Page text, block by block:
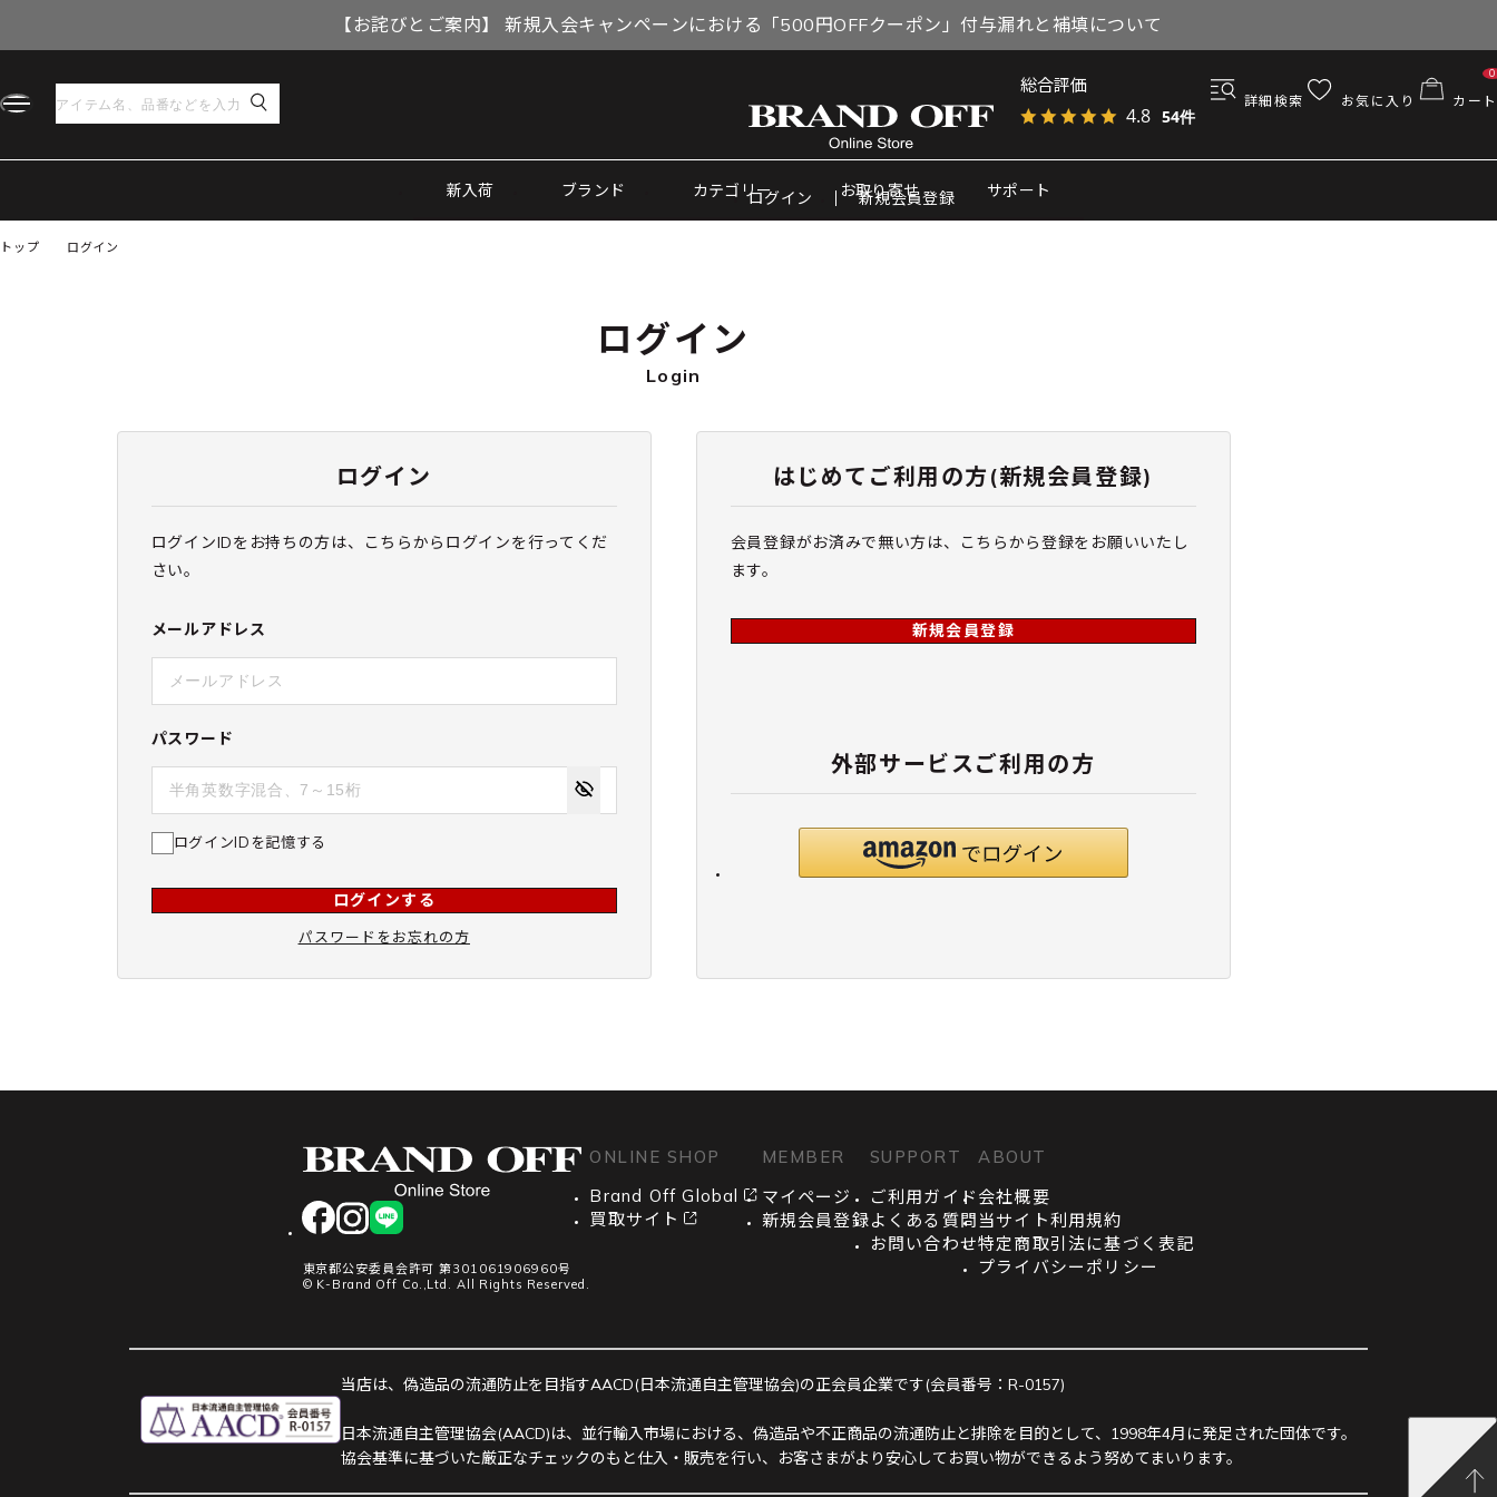
【お詫びとご案内】 新規入会キャンペーンにおける「500円OFFクーポン」付与漏れと補填について
総合評価
4.8 54件
詳細検索 お気に入り カート
0
新入荷 ブランド カテゴリー お取り寄せ サポート
ログイン 新規会員登録
トップ ログイン
ログイン
Login
ログイン
ログインIDをお持ちの方は、こちらからログインを行ってくだ
さい。
メールアドレス
パスワード
ログインIDを記憶する
ログインする
パスワードをお忘れの方
はじめてご利用の方(新規会員登録)
会員登録がお済みで無い方は、こちらから登録をお願いいたし
ます。
新規会員登録
外部サービスご利用の方
facebookinstagram
LINE
東京都公安委員会許可 第301061906960号
© K-Brand Off Co.,Ltd. All Rights Reserved.
ONLINE SHOP
Brand Off Global
買取サイト
MEMBER
マイページ
新規会員登録
SUPPORT
ご利用ガイド
よくある質問
お問い合わせ
ABOUT
会社概要
当サイト利用規約
特定商取引法に基づく表記
プライバシーポリシー
当店は、偽造品の流通防止を目指すAACD(日本流通自主管理協会)の正会員企業です(会員番号：R-0157)
日本流通自主管理協会(AACD)は、並行輸入市場における、偽造品や不正商品の流通防止と排除を目的として、1998年4月に発足された団体です。
協会基準に基づいた厳正なチェックのもと仕入・販売を行い、お客さまがより安心してお買い物ができるよう努めてまいります。